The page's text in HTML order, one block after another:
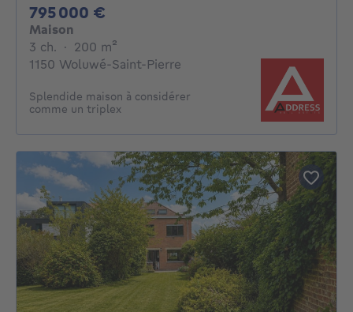
795 000 €
Maison
3 ch. 3 chambres
· 200 m²
1150 Woluwé-Saint-Pierre
Splendide maison à considérer
comme un triplex